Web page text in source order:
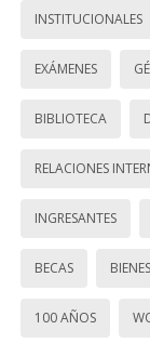
INSTITUCIONALES
EXÁMENES
BIBLIOTECA
RELACIONES
INGRESANTES
BECAS
100 AÑOS